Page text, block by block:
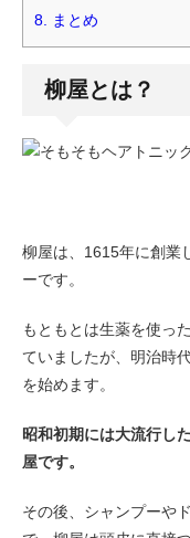
8.
まとめ
柳屋とは？
柳屋は、1615年に創業
ーです。
もともとは生薬を使っ
ていましたが、明治時
を始めます。
昭和初期には大流行し
屋です。
その後、シャンプーや